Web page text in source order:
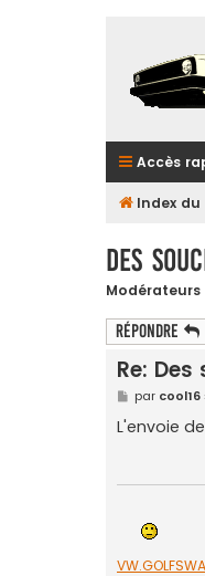
Accès
Index
Des
Modérateurs
Répondre
Re:
M
e
s
s
e
par cool16
L'envoie